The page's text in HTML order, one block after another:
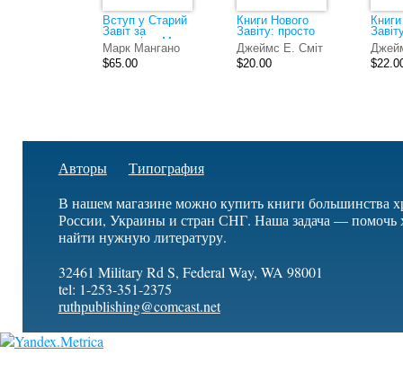
Вступ у Старий
Завіт за
редакцією Марка
Мангано
Марк Мангано
$65.00
Книги Нового
Завіту: просто
про складне
Джеймс Е. Сміт
$20.00
про
Авторы
Типография
В нашем магазине можно купить книги большинства
России, Украины и стран СНГ. Наша задача — помочь
найти нужную литературу.
32461 Military Rd S, Federal Way, WA 98001
tel: 1-253-351-2375
ruthpublishing@comcast.net